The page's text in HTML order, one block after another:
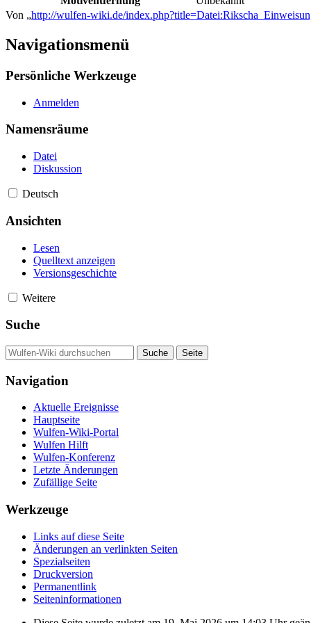
Von „http://wulfen-wiki.de/
Navigationsmenü
Persönliche Werkzeuge
Anmelden
Namensräume
Datei
Diskussion
Deutsch
Ansichten
Lesen
Quelltext anzeigen
Versionsgeschichte
Weitere
Suche
Navigation
Aktuelle Ereignisse
Hauptseite
Wulfen-Wiki-Portal
Wulfen Hilft
Wulfen-Konferenz
Letzte Änderungen
Zufällige Seite
Werkzeuge
Links auf diese Seite
Änderungen an verlinkten Seiten
Spezialseiten
Druckversion
Permanentlink
Seiten­­informationen